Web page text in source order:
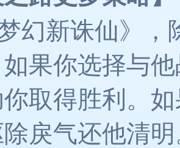
幻新诛仙》，
果你选择与
取得胜利。
戾气还他清